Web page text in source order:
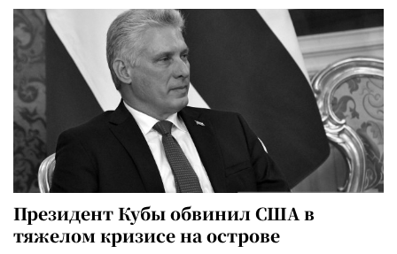
Президент Кубы обвинил США в
тяжелом кризисе на острове